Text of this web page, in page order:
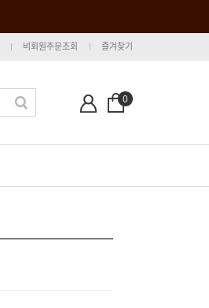
비회원주문조회 즐겨찾기
0